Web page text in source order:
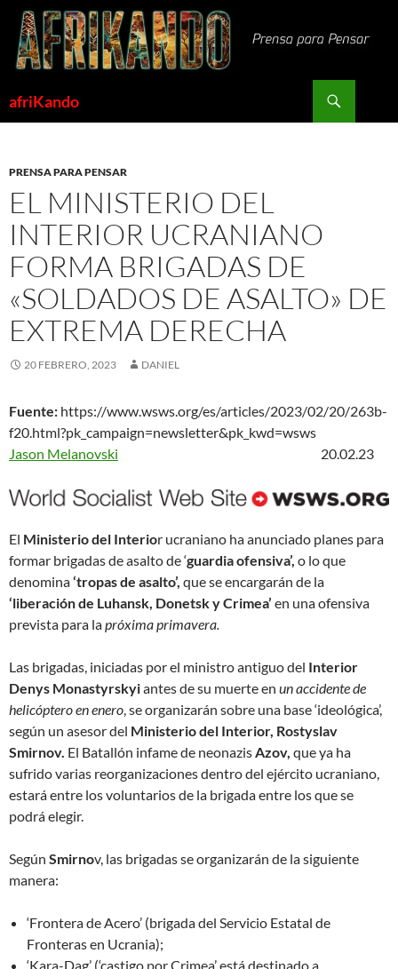
Saltar
contenido
afriKando
PRENSA PARA PENSAR
EL MINISTERIO DEL
INTERIOR UCRANIANO
FORMA BRIGADAS DE
«SOLDADOS DE ASALTO» DE
EXTREMA DERECHA
20 FEBRERO, 2023 DANIEL
Fuente: https://www.wsws.org/es/articles/2023/02/20/263b-
f20.html?pk_campaign=newsletter&pk_kwd=wsws
Jason Melanovski 20.02.23
El Ministerio del Interior ucraniano ha anunciado planes para
formar brigadas de asalto de ‘guardia ofensiva’, o lo que
denomina‘tropas de asalto’, que se encargarán de la
‘liberación de Luhansk, Donetsk y Crimea’ en una ofensiva
prevista para lapróxima primavera.
Las brigadas, iniciadas por el ministro antiguo del Interior
Denys Monastyrskyiantes de su muerte en un accidente de
helicópteroen enero, se organizarán sobre una base ‘ideológica’,
según un asesor del Ministerio del Interior, Rostyslav
Smirnov. El Batallón infame de neonazisAzov, que ya ha
sufrido varias reorganizaciones dentro del ejército ucraniano,
estará entre los voluntarios de la brigada entre los que se
podrá elegir.
Según Smirnov, las brigadas se organizarán de la siguiente
manera:
‘Frontera de Acero’ (brigada del Servicio Estatal de
Fronteras en Ucrania);
‘Kara-Dag’ (‘castigo por Crimea’ está destinado a